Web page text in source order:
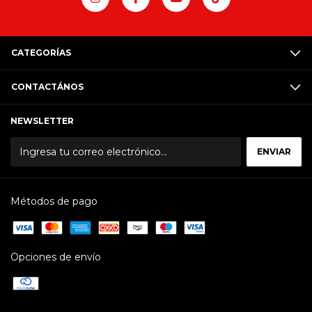
CATEGORÍAS
CONTACTÁNOS
NEWSLETTER
Métodos de pago
Opciones de envío